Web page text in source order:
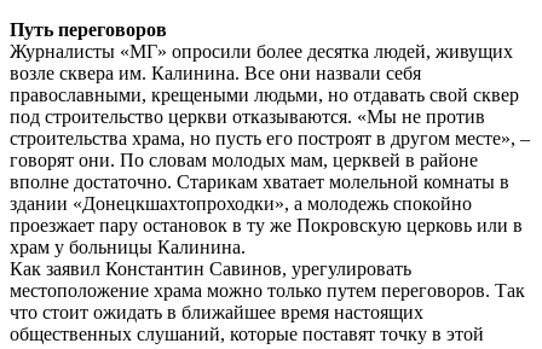
Путь переговоров
Журналисты «МГ» опросили более десятка людей, живущих
возле сквера им. Калинина. Все они назвали себя
православными, крещеными людьми, но отдавать свой сквер
под строительство церкви отказываются. «Мы не против
строительства храма, но пусть его построят в другом месте», –
говорят они. По словам молодых мам, церквей в районе
вполне достаточно. Старикам хватает молельной комнаты в
здании «Донецкшахтопроходки», а молодежь спокойно
проезжает пару остановок в ту же Покровскую церковь или в
храм у больницы Калинина.
Как заявил Константин Савинов, урегулировать
местоположение храма можно только путем переговоров. Так
что стоит ожидать в ближайшее время настоящих
общественных слушаний, которые поставят точку в этой